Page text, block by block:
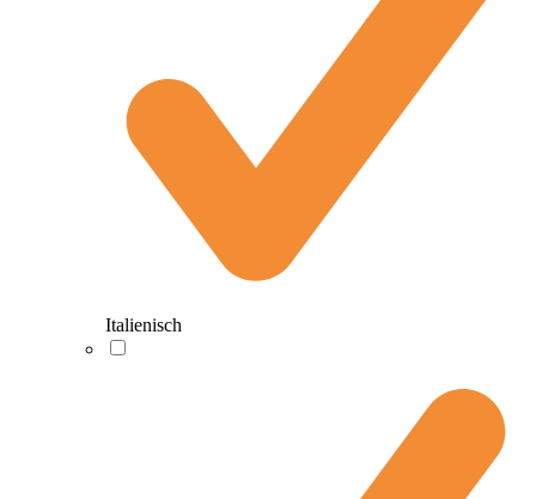
Italienisch